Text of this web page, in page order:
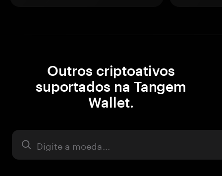
Outros criptoativos
suportados na Tangem
Wallet.
Ativo